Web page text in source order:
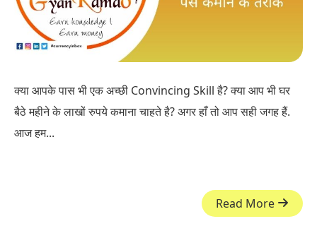
क्या आपके पास भी एक अच्छी Convincing Skill है? क्या आप भी घर
बैठे महीने के लाखों रुपये कमाना चाहते है? अगर हाँ तो आप सही जगह हैं.
आज हम...
Read More